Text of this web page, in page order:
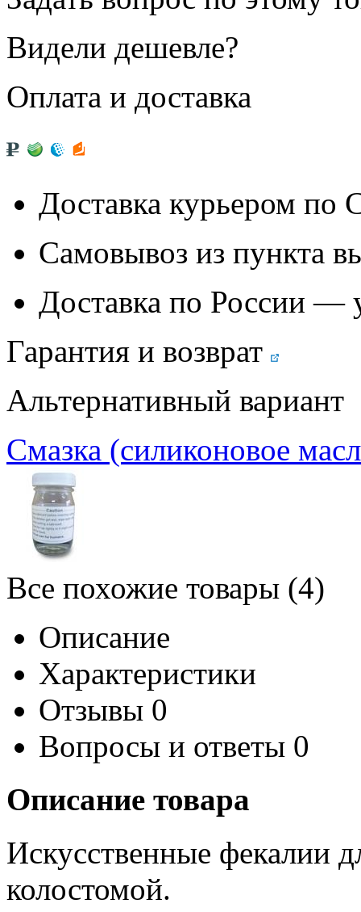
Видели дешевле?
Оплата и доставка
Доставка курьером
Самовывоз из пункта
Доставка по России —
Гарантия и возврат
Альтернативный вариант
Смазка (силиконовое
Все похожие товары (4)
Описание
Характеристики
Отзывы 0
Вопросы и ответы 0
Описание товара
Искусственные фекалии
колостомой.